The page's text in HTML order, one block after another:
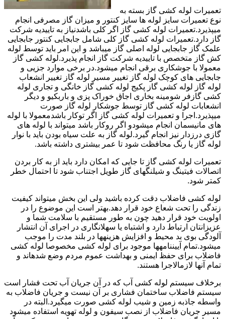
تعمیرات لوله کشی گاز بسته به
نوع تعمیرات سایز لوله ها سایز کنتور و میزان گاز مصرفی انجام
میپذیرد.تعمیرات لوله کشی گاز اگر کلی باشدنیاز به تاییدیه شرکت
گاز دارد.تعمیرات لوله کشی گاز کلی شامل جابجایی کنتور جابجایی
علمک گاز جابجایی لوله اصلی گاز میباشد و این امر باید توسط لوله
کش گاز متخصص با تاییدیه شرکت گاز انجام پذیرد.لوله کشی گاز
معمولا با جوشکاری برقی انجام میشود.در برخی موارد جزیی و
جابجایی های کوچک لوله گاز تغییر مسیر لوله گاز تغییر انشعاب
لوله گاز لوله کشی گاز پکیج لوله کشی گاز خانگی و تجاری لوله
کشی گازفر شومینه بخاری اجاق خوراک پزی و باربکیو و دیگر
انشعابات لوله کشی گاز توسط جوشکار لوله گاز صورت
میپذیرد.اجرا و تعمیرات لوله کشی گاز اگر توکار باشدمعمولا با لوله
های مانیسمان انجام میشودو اگر روکار باشد میتواند با لوله های
گازی درزدار نیز انجام گیرد.لوله گاز به علت سیاه بودن باید با نوار
لوله گاز یا رنگ محافظت شود تا عمر بیشتری داشته باشد.
تعمیرات لوله کشی گاز تا جایی که امکان دارد باید از به کار بردن
اتصالات فیتینگ و شیلنگهای گاز طویل اجتناب شود تا احتمال خطر
کمتر شود.
لوله کشی فاضلاب دقت کرده باشید ولی این بخش میتواند کیفیت
زندگی را تحت شعاع خود قرار دهد.بهتر است این موضوع را در
اولویت خود قرار دهید چون به طور مستقیم با سلامت شما و
عزیزانتان ارتباط دارد و اشتباه یا سهلانگاری در اجرای آن انتشار
آلودگی بوی بد محیط و افزایش هزینهها در بلند مدت را موجب
میشود.تمام آییننامهها موجود برای لوله کشی مخصوصا لوله کشی
فاضلاب برای حفظ ایمنی و بهداشت عموم مردم وضع شدهاند و
تمام آنها لازمالاجرا هستند.
برخلاف سیستم لوله کشی آب که در آن جریان آب تحت فشار است
سیستم فاضلاب ساختمان فشاری بر آن نیست و جریان فاضلاب به
واسطه جاذبه زمین و شیب لوله کشی صورت میگیرد.البته در
مسیر جریان فاضلاب از نصب سیفون و لوله تهویه استفاده میشود